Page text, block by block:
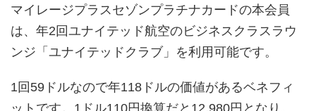
マイレージプラスセゾンプラチナカードの本会員
は、年2回ユナイテッド航空のビジネスクラスラウ
ンジ「ユナイテッドクラブ」を利用可能です。
1回59ドルなので年118ドルの価値があるベネフィ
ットです。1ドル110円換算だと12,980円となり、